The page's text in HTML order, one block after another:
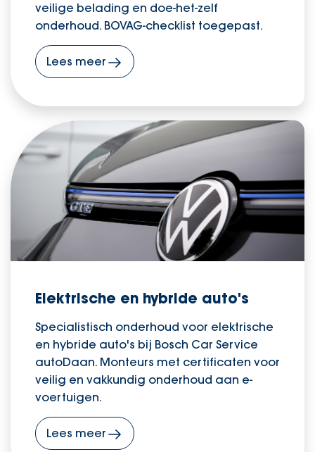
veilige belading en doe-het-zelf
onderhoud. BOVAG-checklist toegepast.
Lees meer
Elektrische en hybride auto's
Specialistisch onderhoud voor elektrische
en hybride auto's bij Bosch Car Service
autoDaan. Monteurs met certificaten voor
veilig en vakkundig onderhoud aan e-
voertuigen.
Lees meer